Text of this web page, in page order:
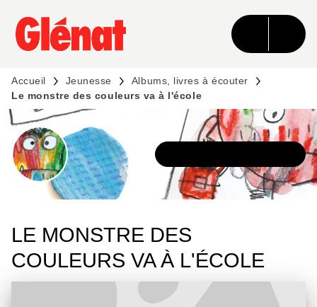
MENU RECHERCHE CONTENU
PIED DE PAGE
Accueil Jeunesse
Albums, livres à écouter
Le monstre des couleurs va à l'école
LE MONSTRE DES
COULEURS VA À L'ÉCOLE